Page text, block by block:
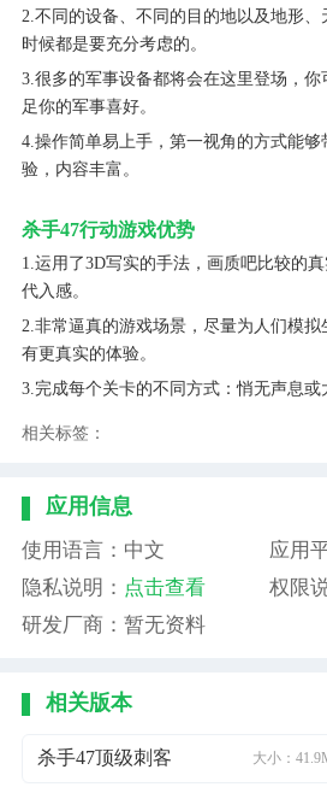
2.不同的设备、不同的目的地以及地形
时候都是要充分考虑的。
3.很多的军事设备都将会在这里登场，
足你的军事喜好。
4.操作简单易上手，第一视角的方式能
验，内容丰富。
杀手47行动游戏优势
1.运用了3D写实的手法，画质吧比较的
代入感。
2.非常逼真的游戏场景，尽量为人们模拟
有更真实的体验。
3.完成每个关卡的不同方式：悄无声息或
相关标签：
应用信息
使用语言：中文
应用
隐私说明： 点击查看 权限
研发厂商：暂无资料
相关版本
杀手47顶级刺客 大小：